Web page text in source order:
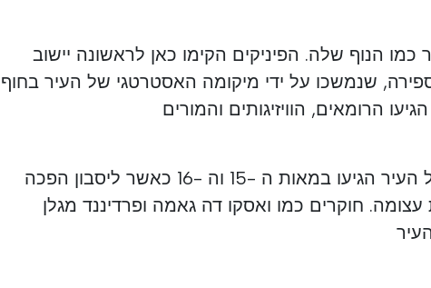
כמו הנוף שלה. הפיניקים הקימו כאן לראשונה יישוב
לפני הספירה, שנמשכו על ידי מיקומה האסטרטגי של העיר בחוף
הרומאים, הוויזיגותים והמורים
התקופות המגדירות של העיר הגיעו במאות ה -15 וה -16 כאשר ליסבון הפכה
חוקרים כמו ואסקו דה גאמה ופרדיננד מגלן